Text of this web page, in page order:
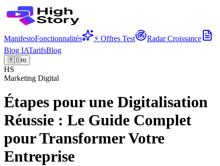
ManifestoFonctionnalités ⚡ Offres Test
Radar Croissance
Blog IATarifsBlog
🇷🇴ro
HS
Marketing Digital
Étapes pour une Digitalisation
Réussie : Le Guide Complet
pour Transformer Votre
Entreprise